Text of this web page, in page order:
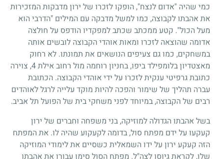
כמי שהיה "אדום לנצח", הופקו לזכרו של ירון מדבקות המזכירות
את אהבתו לקבוצה, כמו למשל מדבקה עם המילים "הדרבי הוא
מעל הכול". קטע ממכתב שכתב למפקדיו הודפס על חולצה
אדומה שהוצאה לזכרו ומאות אוהדי הקבוצה לובשים אותה
במשחקים, כמו גם צעיפים הנושאים את תמונתו. לא רחוק
מאצטדיון בלומפילד ביפו, בחניון רוחמה מול רחוב אילת 4, צוירה
כתובת גרפיטי ענקית לזכרו על ידי אוהדי הקבוצה. הכתובת
עברה תהליך של שימור והפכה להיות מוקד עלייה לרגל לאוהדים
רבים של הקבוצה, במיוחד לפני משחקי בית של הפועל תל אביב.
בשל אהבתו הגדולה למוזיקה, בני משפחה וחברים של ירון
קעקעו על ידם מפתח סול, בדומה לקעקוע שהיה לו. את המפתח
הזה קעקע ירון על ידו השמאלית כשסיים את לימודי המוזיקה
שלו, לקראת גיוסו לצה"ל. מפתח הסול סימן עבורו את אהבתו